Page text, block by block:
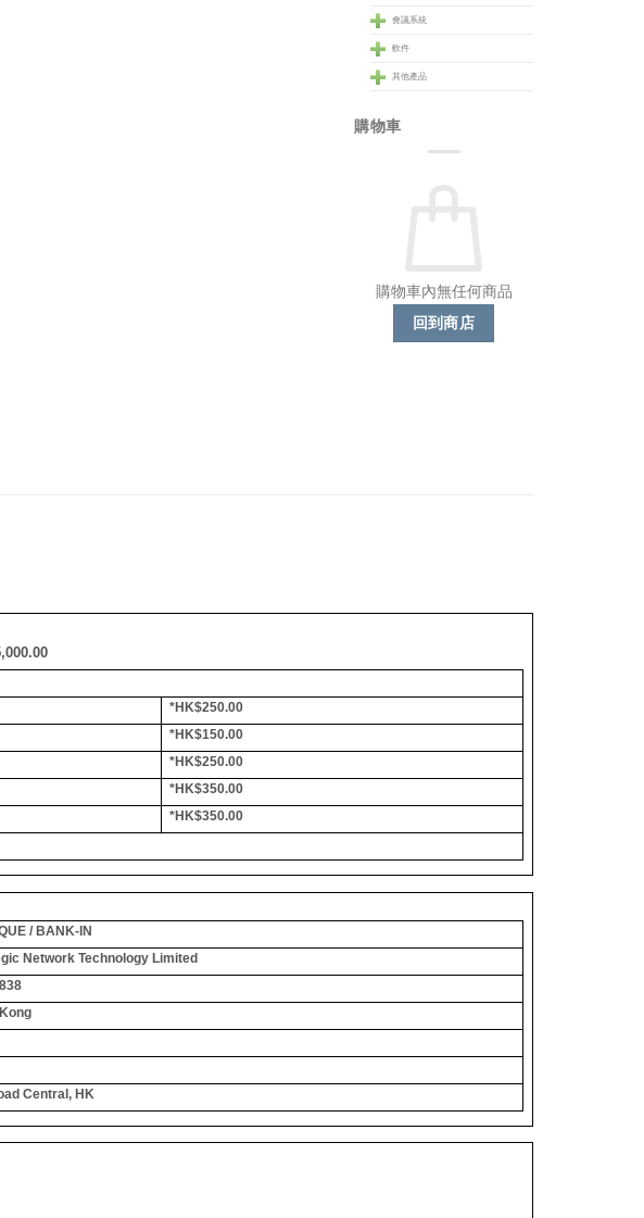
會議系統
軟件
其他產品
購物車
購物車內無任何商品
回到商店
*HK$250.00
*HK$150.00
*HK$250.00
*HK$350.00
*HK$350.00
/ BANK-IN
Network Technology Limited
Central, HK